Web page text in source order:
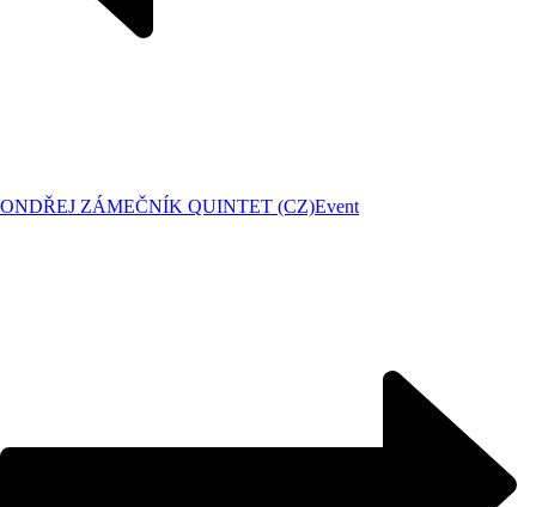
ONDŘEJ ZÁMEČNÍK QUINTET (CZ)Event